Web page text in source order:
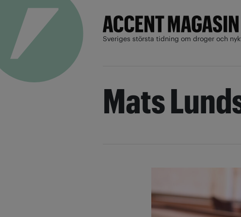
Sveriges största tidning om droger och
Mats